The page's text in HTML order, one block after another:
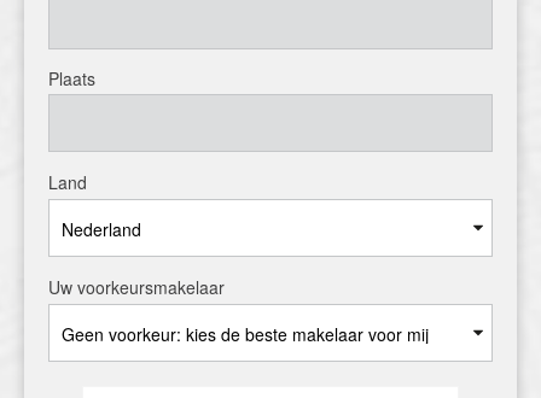
Plaats
Land
Uw voorkeursmakelaar